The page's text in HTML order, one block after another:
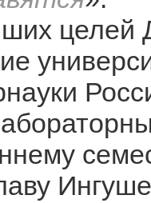
целей